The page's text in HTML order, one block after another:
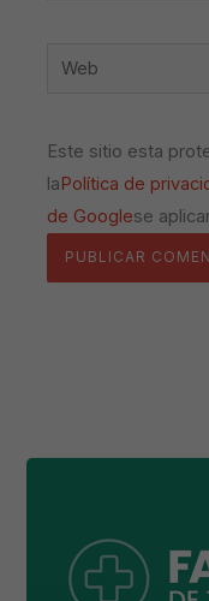
Web
Este sitio esta
laPolítica de
de Googlese